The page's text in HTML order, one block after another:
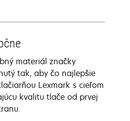
materiál značky
tak, aby čo najlepšie
Lexmark s cieľom
kvalitu tlače od prvej